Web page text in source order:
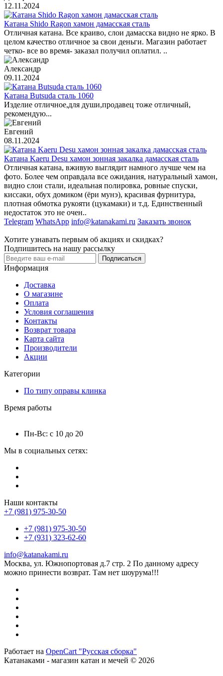
12.11.2024
Катана Shido Ragon хамон дамасская сталь
Отличная катана. Все краиво, слои дамасска видно не ярко. В
целом качество отличное за свои деньги. Магазин работает
четко- все во время- заказал получил оплатил. ..
Александр
09.11.2024
Катана Butsuda сталь 1060
Изделие отличное,для души,продавец тоже отличный,
рекомендую...
Евгений
08.11.2024
Катана Kaeru Desu хамон зонная закалка дамасская сталь
Отличная катана, вживую выглядит намного лучше чем на
фото. Более чем оправдала все ожидания, натуральный хамон,
видно слои стали, идеальная полировка, ровные спуски,
киссаки, обух домиком (ёри мунэ), красивая фурнитура,
плотная обмотка рукояти (цукамаки) и т.д. Единственный
недостаток это не очен..
Telegram WhatsApp info@katanakami.ru Заказать звонок
Хотите узнавать первым об акциях и скидках?
Подпишитесь на нашу рассылку
Подписаться
Информация
Доставка
О магазине
Оплата
Условия соглашения
Контакты
Возврат товара
Карта сайта
Производители
Акции
Категории
По типу оправы клинка
Время работы
Пн-Вс: с 10 до 20
Мы в социальных сетях:
Наши контакты
+7 (981) 975-30-50
+7 (981) 975-30-50
+7 (931) 323-62-60
info@katanakami.ru
Москва, ул. Южнопортовая д.7 стр. 2 По данному адресу
можно принести возврат. Там нет шоурума!!!
Работает на OpenCart "Русская сборка"
Катанаками - магазин катан и мечей © 2026